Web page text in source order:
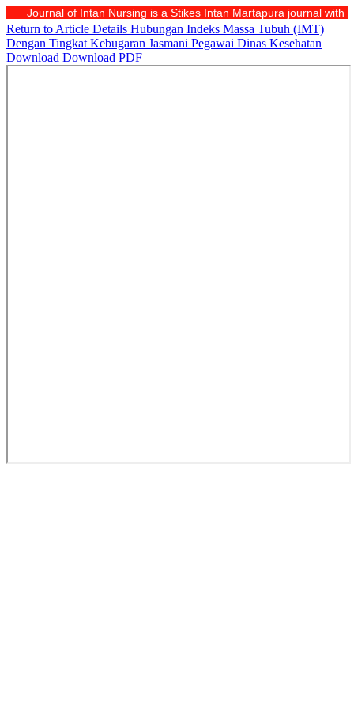
Journal of Intan Nursing is a Stikes Intan Martapura journal with
Return to Article Details Hubungan Indeks Massa Tubuh (IMT)
Dengan Tingkat Kebugaran Jasmani Pegawai Dinas Kesehatan
Download Download PDF